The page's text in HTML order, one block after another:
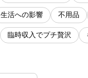
生活への影響 不用品
臨時収入でプチ贅沢